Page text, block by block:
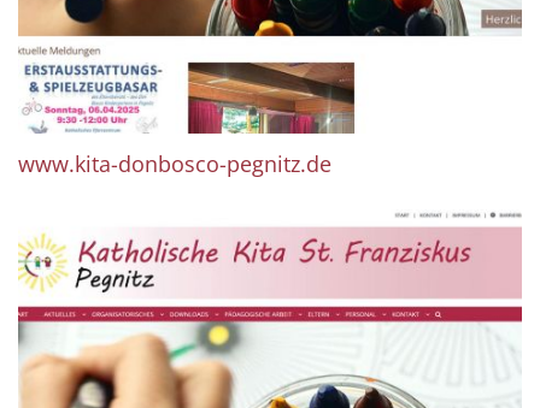
www.kita-donbosco-pegnitz.de